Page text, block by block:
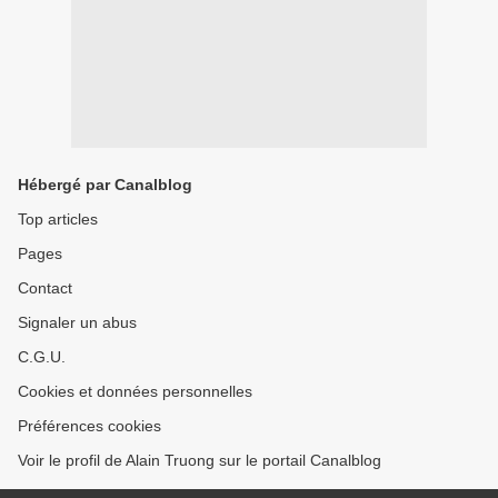
Hébergé par Canalblog
Top articles
Pages
Contact
Signaler un abus
C.G.U.
Cookies et données personnelles
Préférences cookies
Voir le profil de Alain Truong sur le portail Canalblog